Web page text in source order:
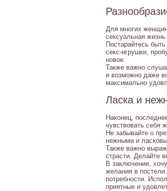
Для многих
сексуальная
Постарайтесь
секс-игрушки,
новое.
Также важно
и возможно даже
максимально
Ласка и
Наконец,
чувствовать себя
Не забывайте о
нежными и
Также важно
страсти. Делайте
В заключение,
желания в
потребности.
приятные и